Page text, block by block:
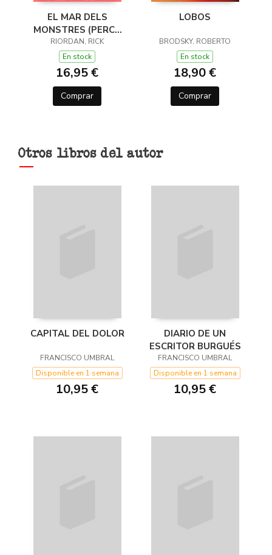
EL MAR DELS
MONSTRES (PERCY
JACKSON I ELS DÉUS
DE L'OLIMP 2)
RIORDAN, RICK
En stock
16,95 €
Comprar
LOBOS
BRODSKY, ROBERTO
En stock
18,90 €
Comprar
Otros libros del autor
CAPITAL DEL DOLOR
FRANCISCO UMBRAL
Disponible en 1 semana
10,95 €
DIARIO DE UN
ESCRITOR BURGUÉS
FRANCISCO UMBRAL
Disponible en 1 semana
10,95 €